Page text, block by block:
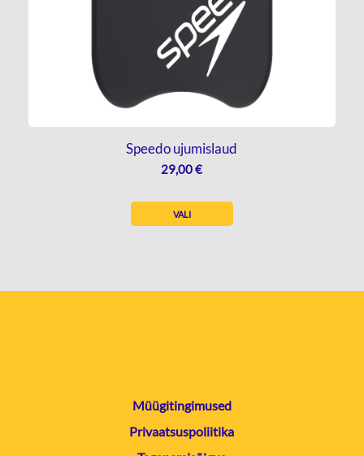
Speedo ujumislaud
29,00€
VALI
Müügitingimused
Privaatsuspoliitika